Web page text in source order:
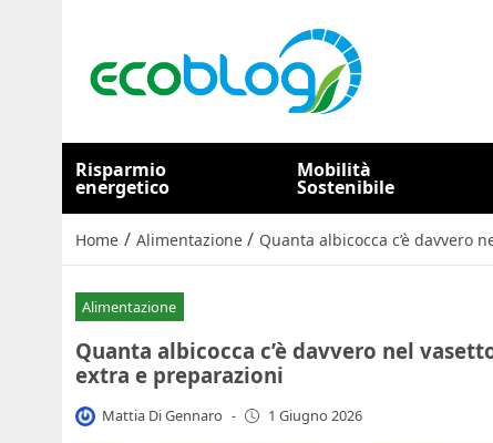
Risparmio
energetico
Mobilità
Sostenibile
Home / Alimentazione / Quanta albicocca c’è
Alimentazione
Quanta albicocca c’è davvero nel
extra e preparazioni
Mattia Di Gennaro - 1 Giugno 2026